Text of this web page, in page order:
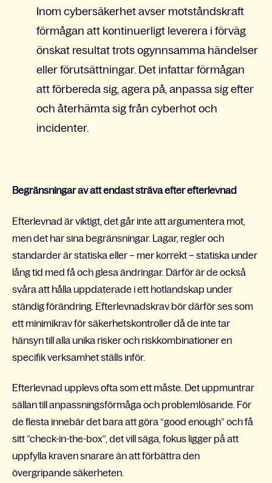
Inom cybersäkerhet avser motståndskraft
förmågan att kontinuerligt leverera i förväg
önskat resultat trots ogynnsamma händelser
eller förutsättningar. Det infattar förmågan
att förbereda sig, agera på, anpassa sig efter
och återhämta sig från cyberhot och
incidenter.
Begränsningar av att endast sträva efter efterlevnad
Efterlevnad är viktigt, det går inte att argumentera mot,
men det har sina begränsningar. Lagar, regler och
standarder är statiska eller – mer korrekt – statiska under
lång tid med få och glesa ändringar. Därför är de också
svåra att hålla uppdateradei ett hotlandskap under
ständig förändring. Efterlevnadskrav bör därför sessom
ett minimikrav för säkerhetskontroller då de inte tar
hänsyn till alla unika risker och riskkombinationer en
specifik verksamhet ställs inför.
Efterlevnad upplevs ofta som ett måste. Det uppmuntrar
sällan till anpassningsförmåga och problemlösande. För
de flesta innebär det bara att göra “good enough” och få
sitt ”check-in-the-box”, det vill säga, fokus ligger på att
uppfylla kraven snarare än att förbättra den
övergripande säkerheten.